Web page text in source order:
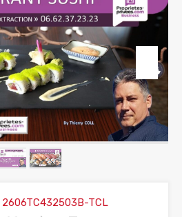
2606TC432503B-TCL